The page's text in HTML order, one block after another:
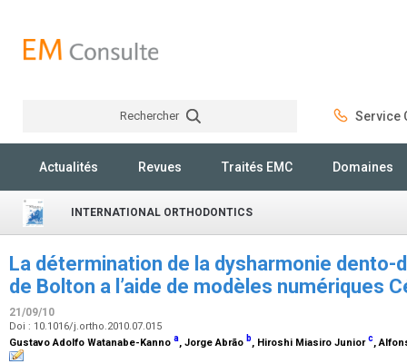
Rechercher Service
Actualités Revues Traités EMC Domaines
INTERNATIONAL ORTHODONTICS
La détermination de la dysharmonie
de Bolton a l’aide de modèles numériques
21/09/10
Doi : 10.1016/j.ortho.2010.07.015
Gustavo Adolfo Watanabe-Kanno a, Jorge Abrão b, Hiroshi Miasiro Juniorc,